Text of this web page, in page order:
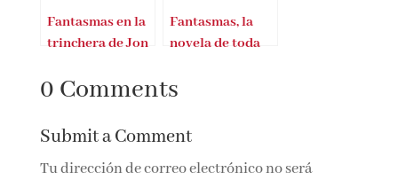
Fantasmas en la
trinchera de Jon
Fantasmas, la
novela de toda
0 Comments
Submit a Comment
Tu dirección de correo electrónico no será